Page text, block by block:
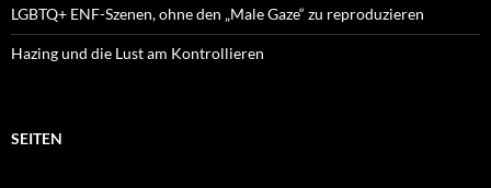
LGBTQ+ ENF-Szenen, ohne den „Male Gaze“ zu reproduzieren
Hazing und die Lust am Kontrollieren
SEITEN